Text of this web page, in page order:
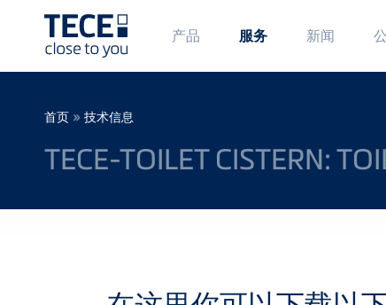
Main
Menü
1
产品 服务 新闻
2
Breadcrumb
首页 » 技术信息
TECE-TOILET CISTERN: